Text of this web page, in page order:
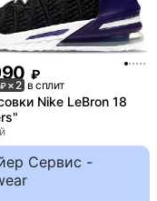
₽
₽× 2 в сплит
Nike LeBron 18